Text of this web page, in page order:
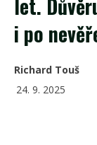
let.
i po
Richard Touš
24. 9. 2025